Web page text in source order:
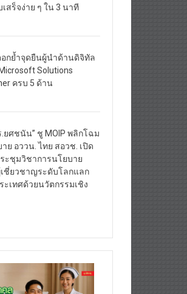
สร็จง่าย ๆ ใน 3 นาที
อกย้ำจุดยืนผู้นำด้านดิจิทัล
Solutions
ครบ 5 ด้าน
.ยศชนัน” ชู MOIP พลิกโฉม
ย อววน. ไทย สอวช. เปิด
ะชุมวิชาการนโยบาย
ชี่ยวชาญระดับโลกแลก
เทศด้วยนวัตกรรมเชิง